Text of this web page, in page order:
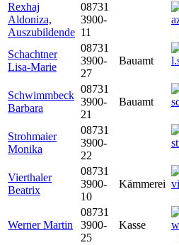
Rexhaj
Aldoniza,
Auszubildende
08731
3900-
11
Schachtner
Lisa-Marie
08731
3900-
27
Bauamt
Schwimmbeck
Barbara
08731
3900-
21
Bauamt
Strohmaier
Monika
08731
3900-
22
Vierthaler
Beatrix
08731
3900-
10
Kämmerei
Werner Martin
08731
3900-
25
Kasse